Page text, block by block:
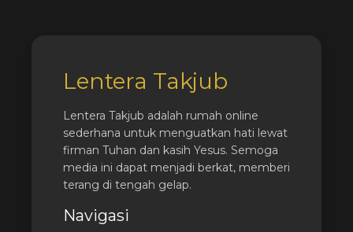
Lentera Takjub
Lentera Takjub adalah rumah online
sederhana untuk menguatkan hati lewat
firman Tuhan dan kasih Yesus. Semoga
media ini dapat menjadi berkat, memberi
terang di tengah gelap.
Navigasi